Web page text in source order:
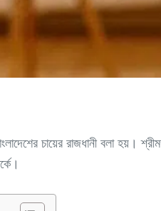
বাংলাদেশের চায়ের রাজধানী বলা